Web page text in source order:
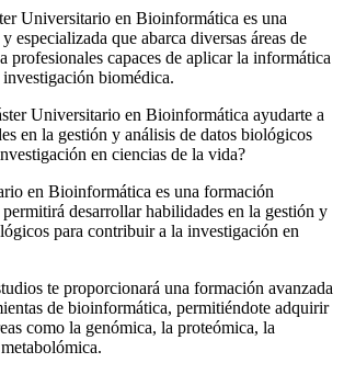
Universitario en Bioinformática es una
especializada que abarca diversas áreas de
profesionales capaces de aplicar la informática
biomédica.
Universitario en Bioinformática ayudarte a
en la gestión y análisis de datos biológicos
en ciencias de la vida?
en Bioinformática es una formación
desarrollar habilidades en la gestión y
para contribuir a la investigación en
te proporcionará una formación avanzada
de bioinformática, permitiéndote adquirir
como la genómica, la proteómica, la